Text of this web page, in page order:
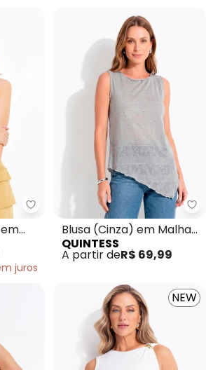
Quintess - Blusa (Caramelo)
juros
Blusa (Cinza) em Malha
Devorê
QUINTESS
A partir deR$ 69,99
NEW